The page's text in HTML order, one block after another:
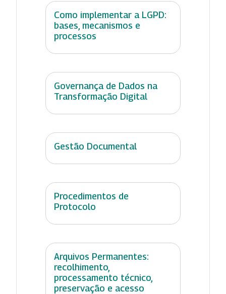
Como implementar a LGPD:
bases, mecanismos e
processos
Governança de Dados na
Transformação Digital
Gestão Documental
Procedimentos de
Protocolo
Arquivos Permanentes:
recolhimento,
processamento técnico,
preservação e acesso